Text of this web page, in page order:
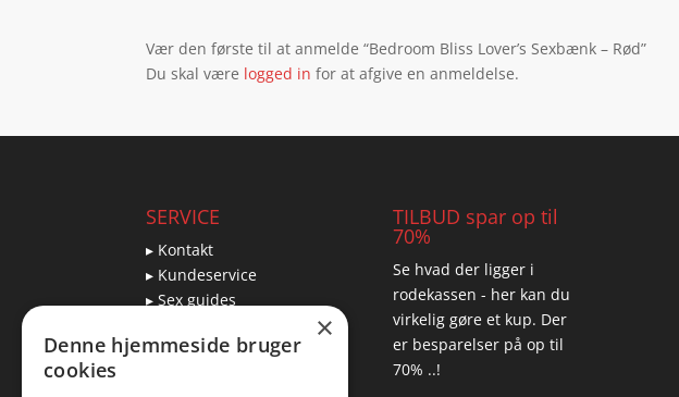
Vær den første til at anmelde “Bedroom Bliss Lover’s Sexbænk – Rød”
Du skal være logged in for at afgive en anmeldelse.
SERVICE
▸ Kontakt
▸ Kundeservice
▸ Sex guides
▸ Returnering
TILBUD spar op til
70%
Se hvad der ligger i
rodekassen - her kan du
virkelig gøre et kup. Der
er besparelser på op til
70% ..!
×
Denne hjemmeside bruger
cookies